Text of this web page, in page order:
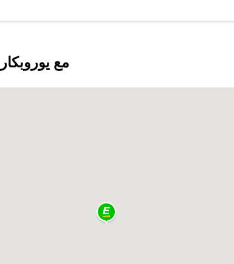
اكتشف Pirmasens مع يوروبكار